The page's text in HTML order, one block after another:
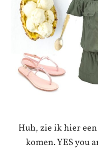
Huh, zie ik hier
komen. YES you